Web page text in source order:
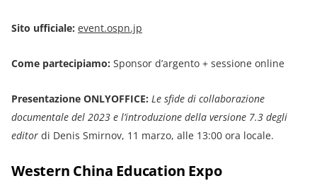
Sito ufficiale: event.ospn.jp
Come partecipiamo: Sponsor d’argento + sessione online
Presentazione ONLYOFFICE: Le sfide di collaborazione
documentale del 2023 e l’introduzione della versione 7.3 degli
editor di Denis Smirnov, 11 marzo, alle 13:00 ora locale.
Western China Education Expo